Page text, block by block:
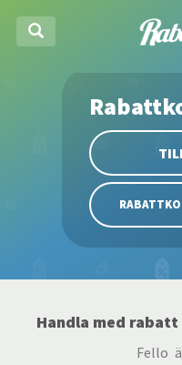
Handla med
Fello